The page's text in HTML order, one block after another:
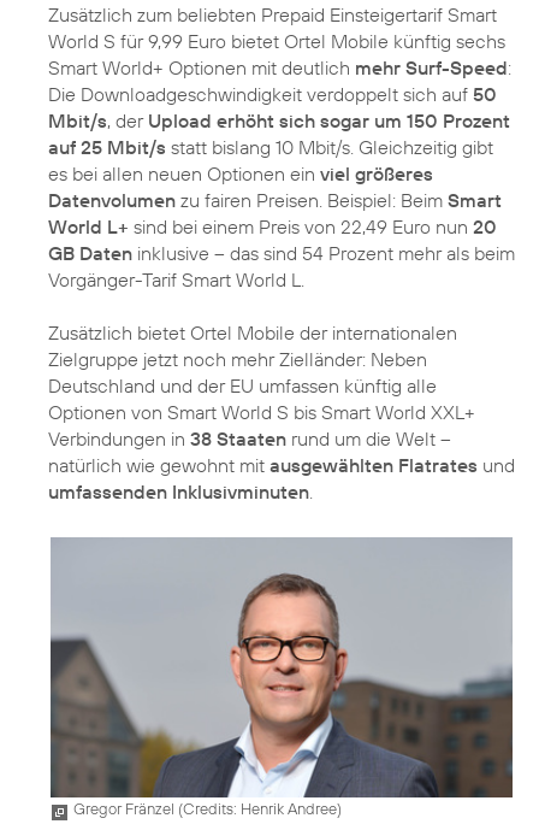
Zusätzlich zum beliebten Prepaid Einsteigertarif Smart
World S für 9,99 Euro bietet Ortel Mobile künftig sechs
Smart World+ Optionen mit deutlich mehr Surf-Speed:
Die Downloadgeschwindigkeit verdoppelt sich auf 50
Mbit/s, der Upload erhöht sich sogar um 150 Prozent
auf 25 Mbit/s statt bislang 10 Mbit/s. Gleichzeitig gibt
es bei allen neuen Optionen ein viel größeres
Datenvolumen zu fairen Preisen. Beispiel: Beim Smart
World L+ sind bei einem Preis von 22,49 Euro nun 20
GB Daten inklusive – das sind 54 Prozent mehr als beim
Vorgänger-Tarif Smart World L.
Zusätzlich bietet Ortel Mobile der internationalen
Zielgruppe jetzt noch mehr Zielländer: Neben
Deutschland und der EU umfassen künftig alle
Optionen von Smart World S bis Smart World XXL+
Verbindungen in 38 Staaten rund um die Welt –
natürlich wie gewohnt mit ausgewählten Flatrates und
umfassenden Inklusivminuten
Gregor Fränzel (Credits: Henrik Andree)